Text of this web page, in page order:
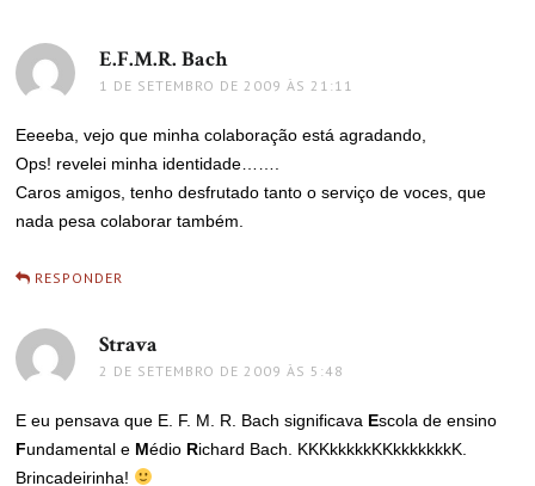
E.F.M.R. Bachdisse:
1 DE SETEMBRO DE 2009 ÀS 21:11
Eeeeba, vejo que minha colaboração está agradando,
Ops! revelei minha identidade…….
Caros amigos, tenho desfrutado tanto o serviço de voces, que
nada pesa colaborar também.
RESPONDER
Strava
2 DE SETEMBRO DE 2009 ÀS 5:48
E eu pensava que E. F. M. R. Bach significava Escola de ensino
Fundamental e Médio Richard Bach. KKKkkkkkKKkkkkkkkK.
Brincadeirinha!